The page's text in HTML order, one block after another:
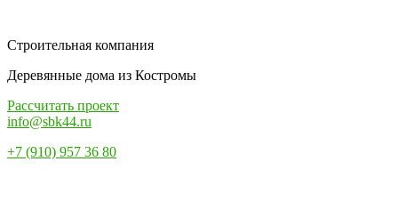
Строительная компания
Деревянные дома из Костромы
Рассчитать проект
info@sbk44.ru
+7 (910) 957 36 80